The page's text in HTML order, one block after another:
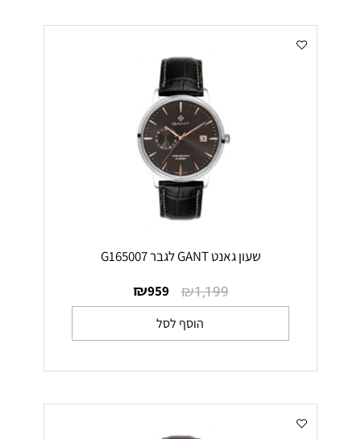
שעון גאנט GANT לגבר G165007
₪1,199
₪959
הוסף לסל